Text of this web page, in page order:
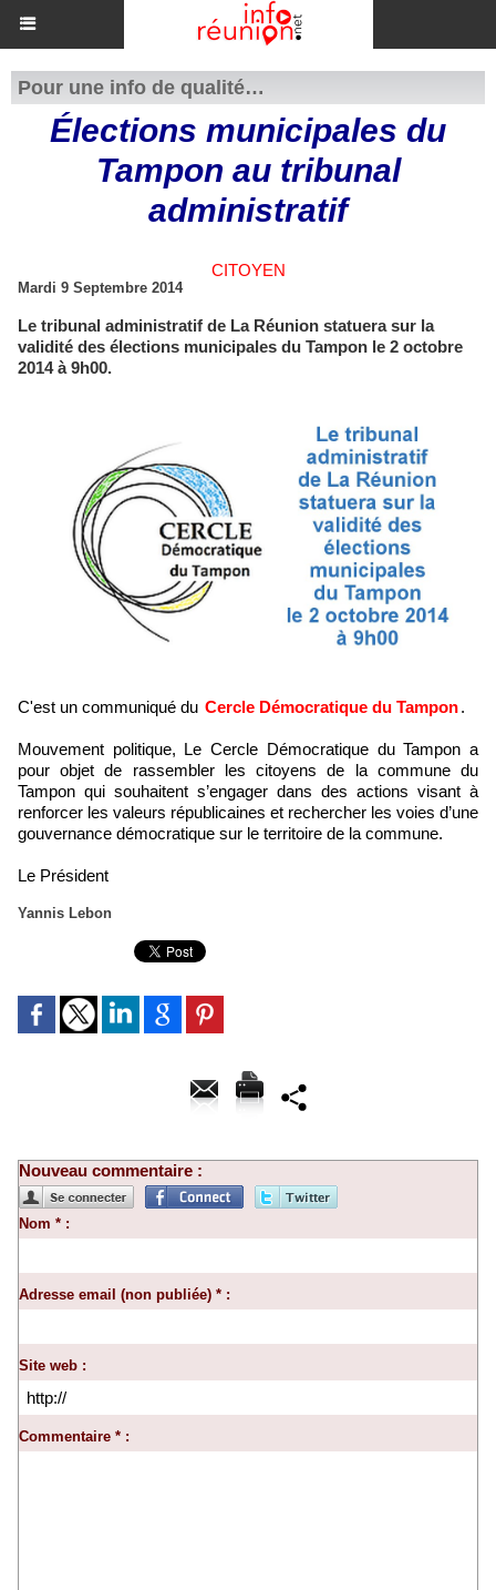
Pour une info de qualité…
Élections municipales du
Tampon au tribunal
administratif
CITOYEN
Mardi 9 Septembre 2014
Le tribunal administratif de La Réunion statuera sur la
validité des élections municipales du Tampon le 2 octobre
2014 à 9h00.
C'est un communiqué du Cercle Démocratique du Tampon.
Mouvement politique, Le Cercle Démocratique du Tampon a
pour objet de rassembler les citoyens de la commune du
Tampon qui souhaitent s’engager dans des actions visant à
renforcer les valeurs républicaines et rechercher les voies d’une
gouvernance démocratique sur le territoire de la commune.
Le Président
Yannis Lebon
Nouveau commentaire :
Nom * :
Adresse email (non publiée) * :
Site web :
Commentaire * :